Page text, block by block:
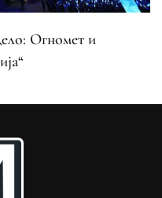
Огномет и